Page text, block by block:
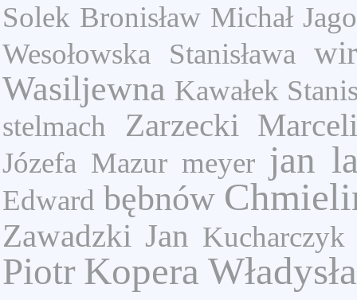
Solek Bronisław Michał
Wesołowska Stanisława
Wasiljewna Kawałek
stelmach
Zarzecki
Józefa Mazur meyer jan
Edward bębnów
Zawadzki Jan
Piotr Kopera